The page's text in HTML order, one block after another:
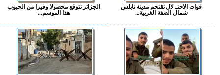
قوات الاحتـ لال تقتحم مدينة نابلس
شمال الضفة الغربية...
الجزائر تتوقع محصولا وفيرا من الحبوب
هذا الموسم...